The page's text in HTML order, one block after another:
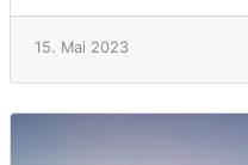
15. Mai 2023